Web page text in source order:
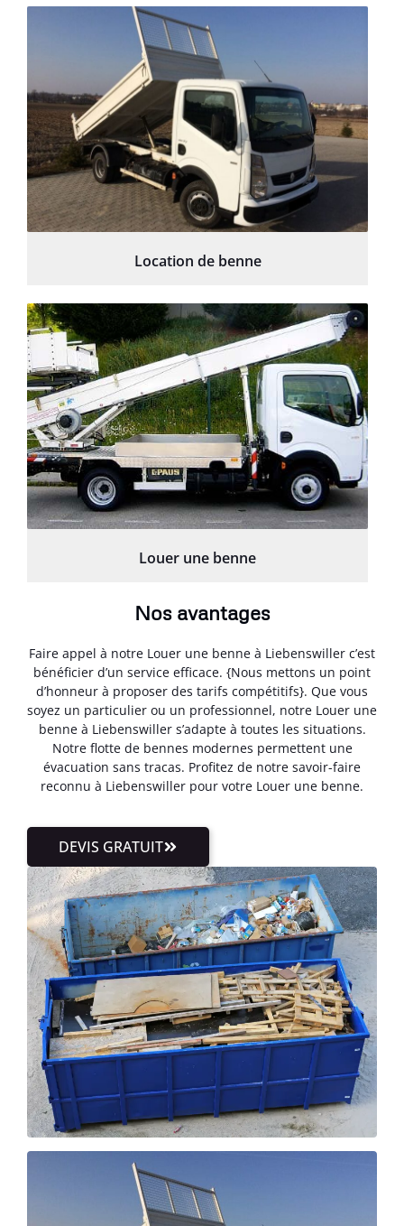
Location de benne
Louer une benne
Nos avantages
Faire appel à notre Louer une benne à Liebenswiller c’est
bénéficier d’un service efficace. {Nous mettons un point
d’honneur à proposer des tarifs compétitifs}. Que vous
soyez un particulier ou un professionnel, notre Louer une
benne à Liebenswiller s’adapte à toutes les situations.
Notre flotte de bennes modernes permettent une
évacuation sans tracas. Profitez de notre savoir-faire
reconnu à Liebenswiller pour votre Louer une benne.
DEVIS GRATUIT